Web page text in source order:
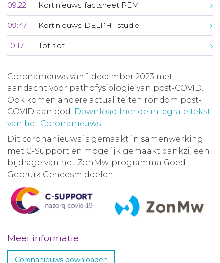
09:22 Kort nieuws: factsheet PEM
09:47 Kort nieuws: DELPHI-studie
10:17 Tot slot
Coronanieuws van 1 december 2023 met
aandacht voor pathofysiologie van post-COVID.
Ook komen andere actualiteiten rondom post-
COVID aan bod. Download hier de integrale tekst
van het Coronanieuws.
Dit coronanieuws is gemaakt in samenwerking
met C-Support en mogelijk gemaakt dankzij een
bijdrage van het ZonMw-programma Goed
Gebruik Geneesmiddelen.
Meer informatie
Coronanieuws downloaden